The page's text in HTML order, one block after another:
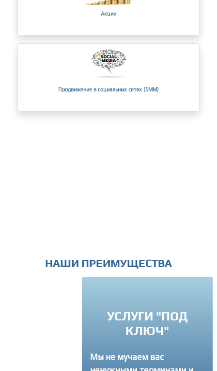
Акции
Продвижение в социальных сетях (SMM)
НАШИ ПРЕИМУЩЕСТВА
ПОДХОД
Вы можете связатся